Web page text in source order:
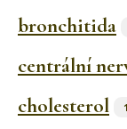
bronchitida
centrální
cholesterol